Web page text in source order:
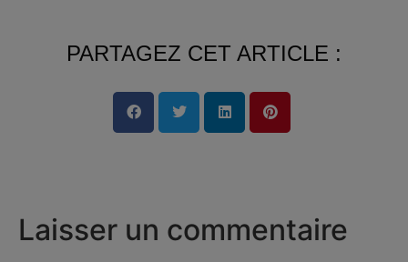
PARTAGEZ CET ARTICLE :
Laisser un commentaire